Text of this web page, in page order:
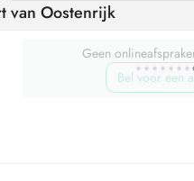
van Oostenrijk
Geen
Bel voor een